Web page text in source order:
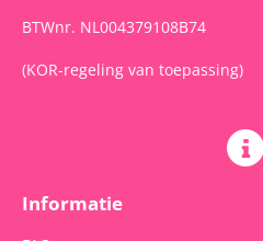
BTWnr. NL004379108B74
(KOR-regeling van toepassing)
Informatie